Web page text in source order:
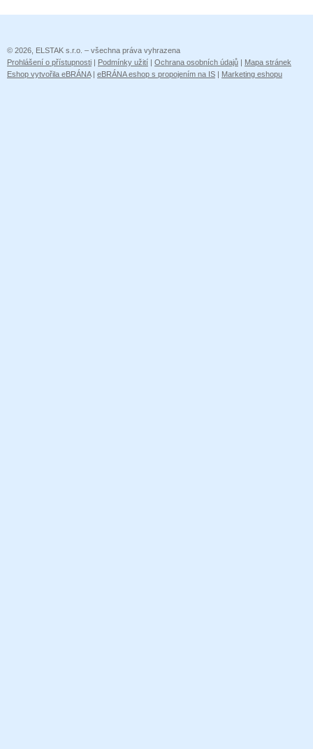
© 2026, ELSTAK s.r.o. – všechna práva vyhrazena
Prohlášení o přístupnosti | Podmínky užití | Ochrana osobních údajů | Mapa stránek
Eshop vytvořila eBRÁNA| eBRÁNA eshop s propojením na IS | Marketing eshopu